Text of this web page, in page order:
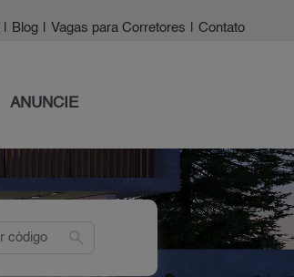
Blog Vagas para Corretores Contato
ANUNCIE
search